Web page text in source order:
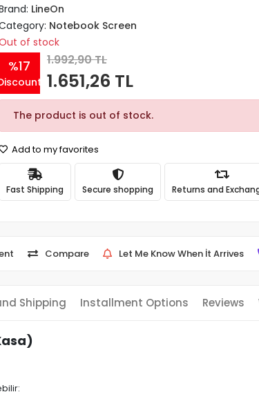
LineOn
Notebook Screen
of stock
%17 1.992,90 TL
1.651,26 TL
The product is out of stock.
Add to my favorites
Fast Shipping Secure shopping Returns and
Compare Let Me Know When İt Arrives
Shipping Installment Options Reviews